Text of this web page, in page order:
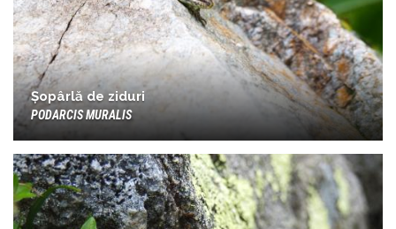
Șopârlă de ziduri
PODARCIS MURALIS